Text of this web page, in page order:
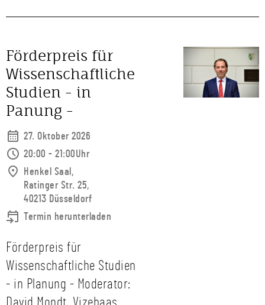
Förderpreis für
Wissenschaftliche
Studien - in
Panung -
27. Oktober 2026
20:00 - 21:00Uhr
Henkel Saal,
Ratinger Str. 25,
40213 Düsseldorf
Termin herunterladen
Förderpreis für
Wissenschaftliche Studien
- in Planung - Moderator: